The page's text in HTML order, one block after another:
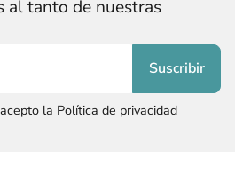
al tanto de nuestras
la Política de privacidad